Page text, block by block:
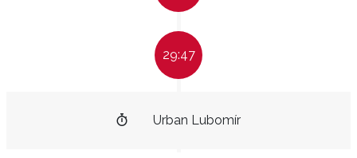
29:47
Urban Lubomír